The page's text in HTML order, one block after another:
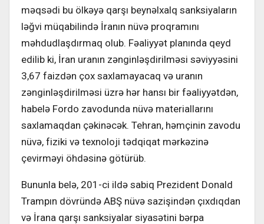
məqsədi bu ölkəyə qarşı beynəlxalq sanksiyaların
ləğvi müqabilində İranın nüvə proqramını
məhdudlaşdırmaq olub. Fəaliyyət planında qeyd
edilib ki, İran uranın zənginləşdirilməsi səviyyəsini
3,67 faizdən çox saxlamayacaq və uranın
zənginləşdirilməsi üzrə hər hansı bir fəaliyyətdən,
habelə Fordo zavodunda nüvə materiallarını
saxlamaqdan çəkinəcək. Tehran, həmçinin zavodu
nüvə, fiziki və texnoloji tədqiqat mərkəzinə
çevirməyi öhdəsinə götürüb.
Bununla belə, 201-ci ildə sabiq Prezident Donald
Trampın dövründə ABŞ nüvə sazişindən çıxdıqdan
və İrana qarşı sanksiyalar siyasətini bərpa